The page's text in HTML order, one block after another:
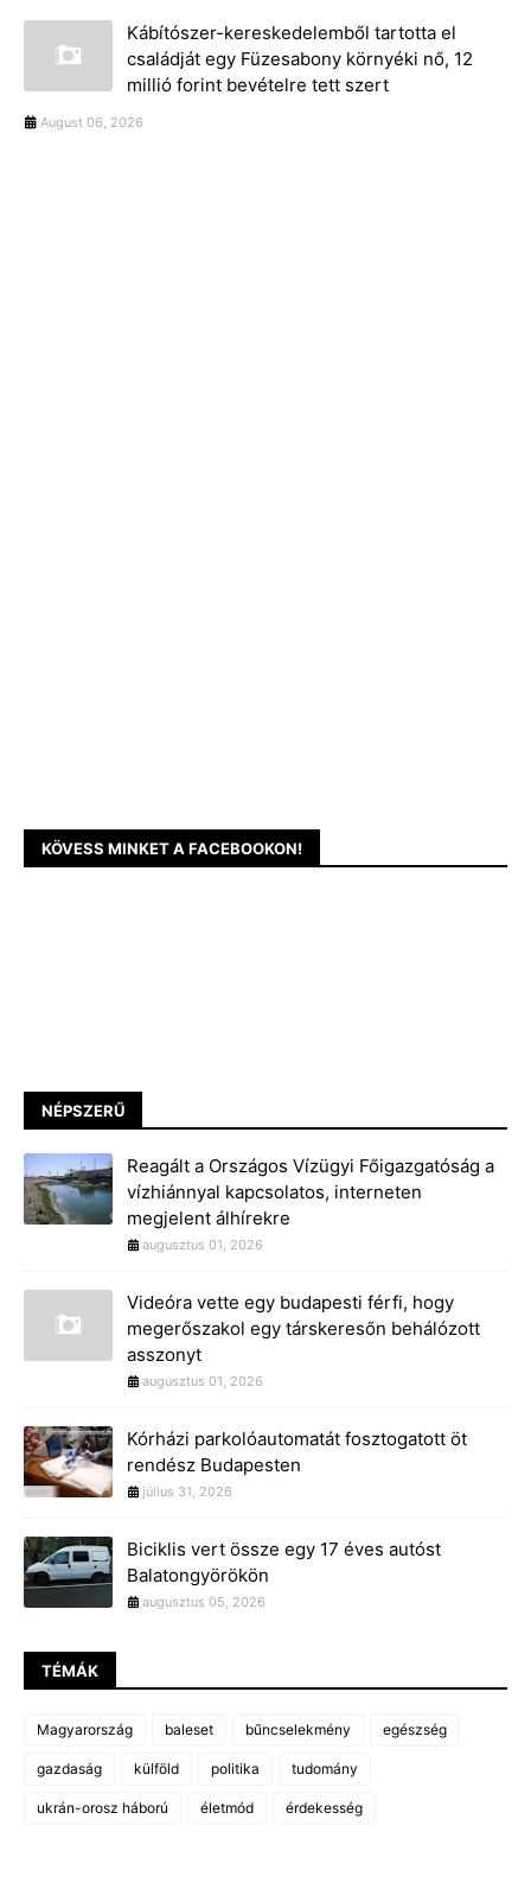
Kábítószer-kereskedelemből tartotta el
családját egy Füzesabony környéki nő, 12
millió forint bevételre tett szert
August 06, 2026
KÖVESS MINKET A FACEBOOKON!
NÉPSZERŰ
Reagált a Országos Vízügyi Főigazgatóság a
vízhiánnyal kapcsolatos, interneten
megjelent álhírekre
augusztus 01, 2026
Videóra vette egy budapesti férfi, hogy
megerőszakol egy társkeresőn behálózott
asszonyt
augusztus 01, 2026
Kórházi parkolóautomatát fosztogatott öt
rendész Budapesten
július 31, 2026
Biciklis vert össze egy 17 éves autóst
Balatongyörökön
augusztus 05, 2026
TÉMÁK
Magyarország baleset bűncselekmény egészség
gazdaság külföld politika tudomány
ukrán-orosz háború életmód érdekesség